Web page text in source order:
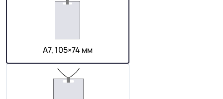
А7, 105×74 мм